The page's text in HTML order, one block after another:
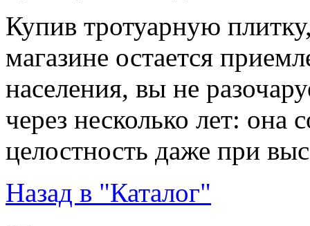
Купив тротуарную
магазине остается
населения, вы не
через несколько лет:
целостность даже при
Назад в "Каталог"